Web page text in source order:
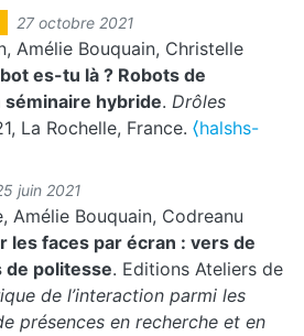
27 octobre 2021
Amélie Bouquain, Christelle
es-tu là ? Robots de
hybride. Drôles
La Rochelle, France. ⟨halshs-
juin 2021
Amélie Bouquain, Codreanu
les faces par écran : vers de
de politesse. Editions Ateliers de
de l’interaction parmi les
présences en recherche et en